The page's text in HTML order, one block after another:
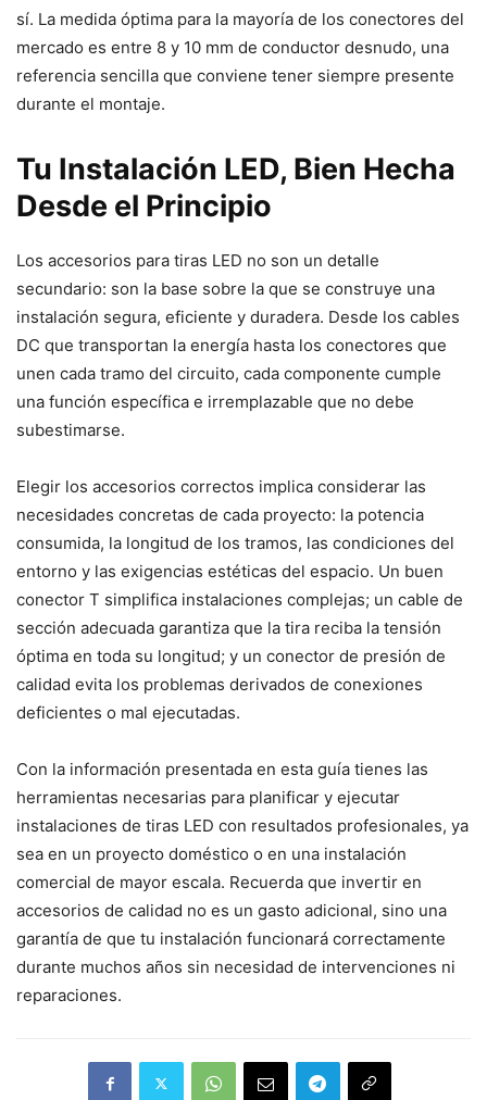
sí. La medida óptima para la mayoría de los conectores del
mercado es entre 8 y 10 mm de conductor desnudo, una
referencia sencilla que conviene tener siempre presente
durante el montaje.
Tu Instalación LED, Bien Hecha
Desde el Principio
Los accesorios para tiras LED no son un detalle
secundario: son la base sobre la que se construye una
instalación segura, eficiente y duradera. Desde los cables
DC que transportan la energía hasta los conectores que
unen cada tramo del circuito, cada componente cumple
una función específica e irremplazable que no debe
subestimarse.
Elegir los accesorios correctos implica considerar las
necesidades concretas de cada proyecto: la potencia
consumida, la longitud de los tramos, las condiciones del
entorno y las exigencias estéticas del espacio. Un buen
conector T simplifica instalaciones complejas; un cable de
sección adecuada garantiza que la tira reciba la tensión
óptima en toda su longitud; y un conector de presión de
calidad evita los problemas derivados de conexiones
deficientes o mal ejecutadas.
Con la información presentada en esta guía tienes las
herramientas necesarias para planificar y ejecutar
instalaciones de tiras LED con resultados profesionales, ya
sea en un proyecto doméstico o en una instalación
comercial de mayor escala. Recuerda que invertir en
accesorios de calidad no es un gasto adicional, sino una
garantía de que tu instalación funcionará correctamente
durante muchos años sin necesidad de intervenciones ni
reparaciones.